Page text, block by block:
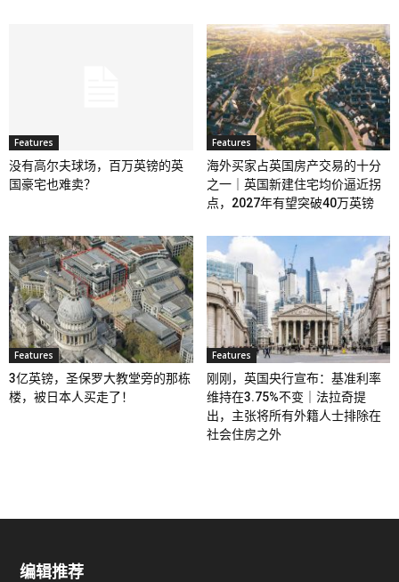
Features
没有高尔夫球场，百万英镑的英
国豪宅也难卖？
Features
海外买家占英国房产交易的十分
之一｜英国新建住宅均价逼近拐
点，2027年有望突破40万英镑
Features
3亿英镑，圣保罗大教堂旁的那栋
楼，被日本人买走了！
Features
刚刚，英国央行宣布：基准利率
维持在3.75%不变｜法拉奇提
出，主张将所有外籍人士排除在
社会住房之外
编辑推荐